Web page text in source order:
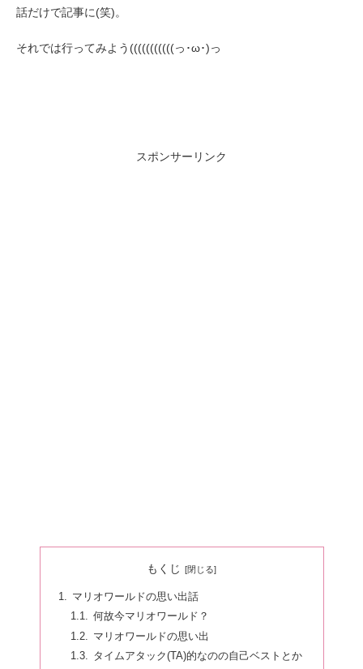
話だけで記事に(笑)。
それでは行ってみよう(((((((((((っ･ω･)っ
スポンサーリンク
もくじ
マリオワールドの思い出話
何故今マリオワールド？
マリオワールドの思い出
タイムアタック(TA)的なのの自己ベストとか